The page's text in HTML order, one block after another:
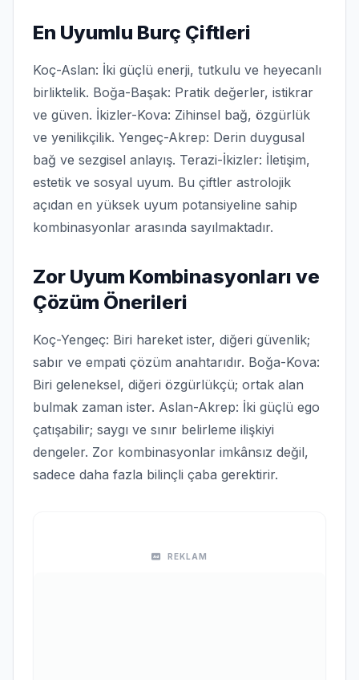
En Uyumlu Burç Çiftleri
Koç-Aslan: İki güçlü enerji, tutkulu ve heyecanlı
birliktelik. Boğa-Başak: Pratik değerler, istikrar
ve güven. İkizler-Kova: Zihinsel bağ, özgürlük
ve yenilikçilik. Yengeç-Akrep: Derin duygusal
bağ ve sezgisel anlayış. Terazi-İkizler: İletişim,
estetik ve sosyal uyum. Bu çiftler astrolojik
açıdan en yüksek uyum potansiyeline sahip
kombinasyonlar arasında sayılmaktadır.
Zor Uyum Kombinasyonları ve
Çözüm Önerileri
Koç-Yengeç: Biri hareket ister, diğeri güvenlik;
sabır ve empati çözüm anahtarıdır. Boğa-Kova:
Biri geleneksel, diğeri özgürlükçü; ortak alan
bulmak zaman ister. Aslan-Akrep: İki güçlü ego
çatışabilir; saygı ve sınır belirleme ilişkiyi
dengeler. Zor kombinasyonlar imkânsız değil,
sadece daha fazla bilinçli çaba gerektirir.
REKLAM